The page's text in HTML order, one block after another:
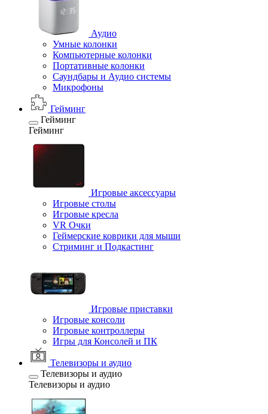
Аудио
Умные колонки
Компьютерные колонки
Портативные колонки
Саундбары и Аудио системы
Микрофоны
Гейминг
Гейминг
Гейминг
Игровые аксессуары
Игровые столы
Игровые кресла
VR Очки
Геймерские коврики для мыши
Стриминг и Подкастинг
Игровые приставки
Игровые консоли
Игровые контроллеры
Игры для Консолей и ПК
Телевизоры и аудио
Телевизоры и аудио
Телевизоры и аудио